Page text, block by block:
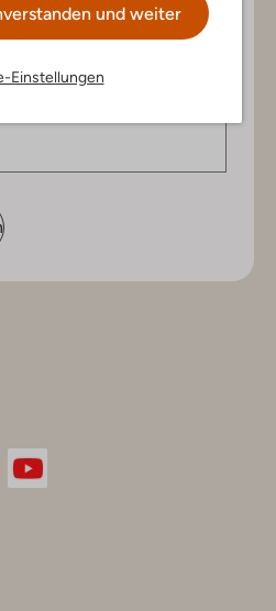
und weiter
Einstellungen
Einkaufsgutschein im